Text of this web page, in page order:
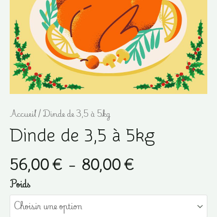
Accueil/ Dinde de 3,5 à 5kg
Dinde de 3,5 à 5kg
56,00€ – 80,00€Plage
Poids